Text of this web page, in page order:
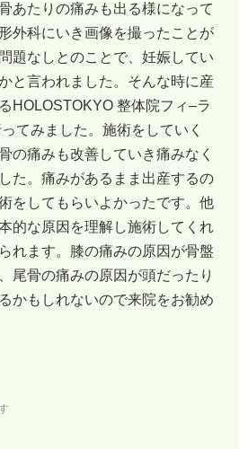
あたりの痛みも出る様になって
外科にいき画像を撮ったことが
題なしとのことで、妊娠してい
と言われました。そんな時に産
HOLOSTOKYO 整体院フィ–ラ
てみました。施術をしていく
の痛みも改善していき痛みなく
た。痛みがあるまま出産するの
をしてもらいよかったです。他
的な原因を理解し施術してくれ
れます。膝の痛みの原因が骨盤
尾骨の痛みの原因が頭だったり
かもしれないので来院をお勧め